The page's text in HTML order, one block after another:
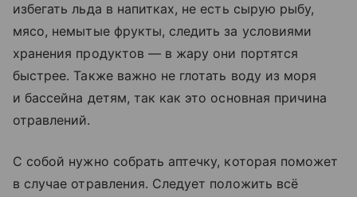
избегать льда в напитках, не есть сырую рыбу,
мясо, немытые фрукты, следить за условиями
хранения продуктов — в жару они портятся
быстрее. Также важно не глотать воду из моря
и бассейна детям, так как это основная причина
отравлений.
С собой нужно собрать аптечку, которая поможет
в случае отравления. Следует положить всё